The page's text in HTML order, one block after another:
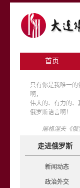
首页
只有你是我唯一的
啊，
伟大的、有力的、
俄罗斯语言啊！
屠格涅夫《俄
走进俄罗斯
新闻动态
政治外交